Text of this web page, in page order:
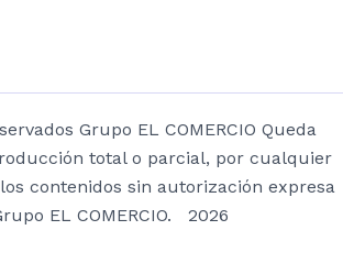
Grupo EL COMERCIO Queda
total o parcial, por cualquier
contenidos sin autorización expresa
EL COMERCIO. 2026